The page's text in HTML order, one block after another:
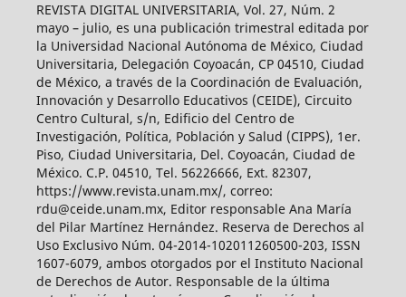
REVISTA DIGITAL UNIVERSITARIA, Vol. 27, Núm. 2
mayo – julio, es una publicación trimestral editada por
la Universidad Nacional Autónoma de México, Ciudad
Universitaria, Delegación Coyoacán, CP 04510, Ciudad
de México, a través de la Coordinación de Evaluación,
Innovación y Desarrollo Educativos (CEIDE), Circuito
Centro Cultural, s/n, Edificio del Centro de
Investigación, Política, Población y Salud (CIPPS), 1er.
Piso, Ciudad Universitaria, Del. Coyoacán, Ciudad de
México. C.P. 04510, Tel. 56226666, Ext. 82307,
https://www.revista.unam.mx/, correo:
rdu@ceide.unam.mx, Editor responsable Ana María
del Pilar Martínez Hernández. Reserva de Derechos al
Uso Exclusivo Núm. 04-2014-102011260500-203, ISSN
1607-6079, ambos otorgados por el Instituto Nacional
de Derechos de Autor. Responsable de la última